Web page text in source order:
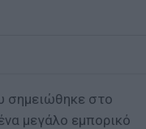
σημειώθηκε στο
μεγάλο εμπορικό